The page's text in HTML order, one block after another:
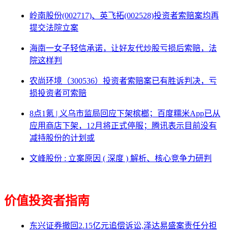
岭南股份(002717)、英飞拓(002528)投资者索赔案均再
提交法院立案
海南一女子轻信承诺，让好友代炒股亏损后索赔，法
院这样判
农尚环境（300536）投资者索赔案已有胜诉判决，亏
损投资者可索赔
8点1氪 | 义乌市监局回应下架槟榔；百度糯米App已从
应用商店下架，12月将正式停服；腾讯表示目前没有
减持股份的计划或
文峰股份 : 立案原因 ( 深度 ) 解析、核心竞争力研判
价值投资者指南
东兴证券撤回2.15亿元追偿诉讼,泽达易盛案责任分担